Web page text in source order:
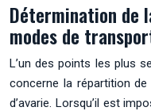
Détermination de
modes de
L’un des points les plus
concerne la répartition
d’avarie. Lorsqu’il est